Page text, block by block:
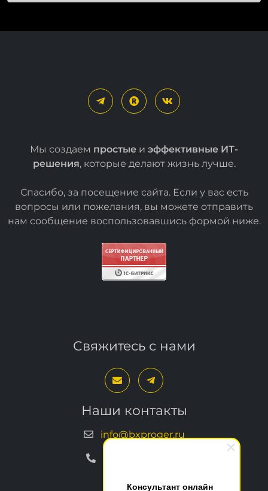
Консультант онлайн
Мы создаем простые и эффективные ИТ-
решения, которые делают жизнь лучше.
Спасибо, за посещение сайта. Если у вас есть
вопросы или пожелания, вы можете отправить
нам сообщение воспользовавшись формой ниже.
Свяжитесь с нами
Наши контакты
info@bxproger.ru